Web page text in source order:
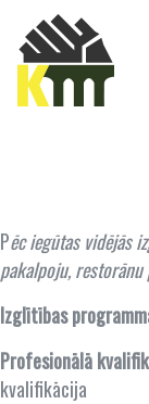
Pēc iegūtas vidējās
pakalpoju,
Izglītības
Profesionālā
kvalifikācija